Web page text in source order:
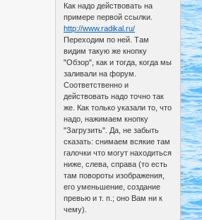
Как надо действовать на
примере первой ссылки.
http://www.radikal.ru/
Переходим по ней. Там
видим такую же кнопку
"Обзор", как и тогда, когда мы
заливали на форум.
Соответственно и
действовать надо точно так
же. Как только указали то, что
надо, нажимаем кнопку
"Загрузить". Да, не забыть
сказать: снимаем всякие там
галочки что могут находиться
ниже, слева, справа (то есть
там повороты изображения,
его уменьшение, создание
превью и т. п.; оно Вам ни к
чему).